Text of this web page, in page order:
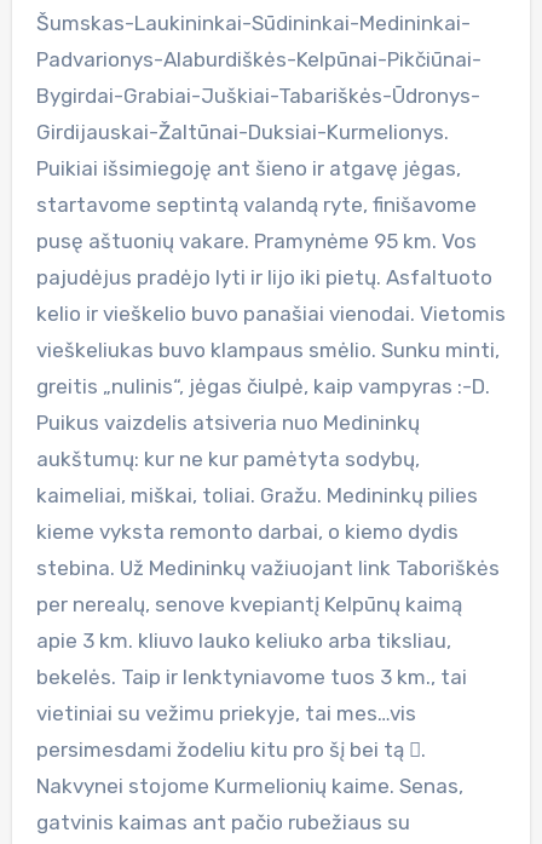
Šumskas-Laukininkai-Sūdininkai-Medininkai-
Padvarionys-Alaburdiškės-Kelpūnai-Pikčiūnai-
Bygirdai-Grabiai-Juškiai-Tabariškės-Ūdronys-
Girdijauskai-Žaltūnai-Duksiai-Kurmelionys.
Puikiai išsimiegoję ant šieno ir atgavę jėgas,
startavome septintą valandą ryte, finišavome
pusę aštuonių vakare. Pramynėme 95 km. Vos
pajudėjus pradėjo lyti ir lijo iki pietų. Asfaltuoto
kelio ir vieškelio buvo panašiai vienodai. Vietomis
vieškeliukas buvo klampaus smėlio. Sunku minti,
greitis „nulinis“, jėgas čiulpė, kaip vampyras :-D.
Puikus vaizdelis atsiveria nuo Medininkų
aukštumų: kur ne kur pamėtyta sodybų,
kaimeliai, miškai, toliai. Gražu. Medininkų pilies
kieme vyksta remonto darbai, o kiemo dydis
stebina. Už Medininkų važiuojant link Taboriškės
per nerealų, senove kvepiantį Kelpūnų kaimą
apie 3 km. kliuvo lauko keliuko arba tiksliau,
bekelės. Taip ir lenktyniavome tuos 3 km., tai
vietiniai su vežimu priekyje, tai mes…vis
persimesdami žodeliu kitu pro šį bei tą .
Nakvynei stojome Kurmelionių kaime. Senas,
gatvinis kaimas ant pačio rubežiaus su